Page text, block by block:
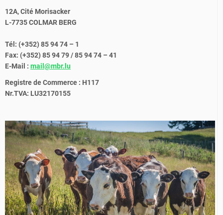
12A, Cité Morisacker
L-7735 COLMAR BERG
Tél: (+352) 85 94 74 – 1
Fax: (+352) 85 94 79 / 85 94 74 – 41
E-Mail : mail@mbr.lu
Registre de Commerce : H117
Nr.TVA: LU32170155